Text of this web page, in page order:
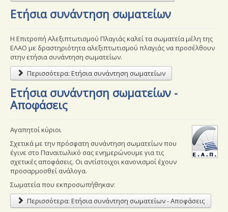
Ετήσια συνάντηση σωματείων
Η Επιτροπή Αλεξιπτωτισμού Πλαγιάς καλεί τα σωματεία μέλη της
ΕΛΑΟ με δραστηριότητα αλεξιπτωτισμού πλαγιάς να προσέλθουν
στην ετήσια συνάντηση σωματείων.
Περισσότερα: Ετήσια συνάντηση σωματείων
Ετήσια συνάντηση σωματείων -
Αποφάσεις
Αγαπητοί κύριοι
Σχετικά με την πρόσφατη συνάντηση σωματείων που
έγινε στο Παναιτωλικό σας ενημερώνουμε για τις
σχετικές αποφάσεις. Οι αντίστοιχοι κανονισμοί έχουν
προσαρμοσθεί ανάλογα.
Σωματεία που εκπροσωπήθηκαν:
Περισσότερα: Ετήσια συνάντηση σωματείων - Αποφάσεις